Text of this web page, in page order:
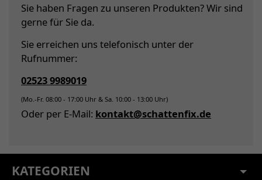
Sie haben Fragen zu unseren Produkten? Wir sind
gerne für Sie da.
Sie erreichen uns telefonisch unter der
Rufnummer:
02523 9989019
(Mo.-Fr. 08:00 - 17:00 Uhr & Sa. 10:00 - 13:00 Uhr)
Oder per E-Mail: kontakt@schattenfix.de
KATEGORIEN